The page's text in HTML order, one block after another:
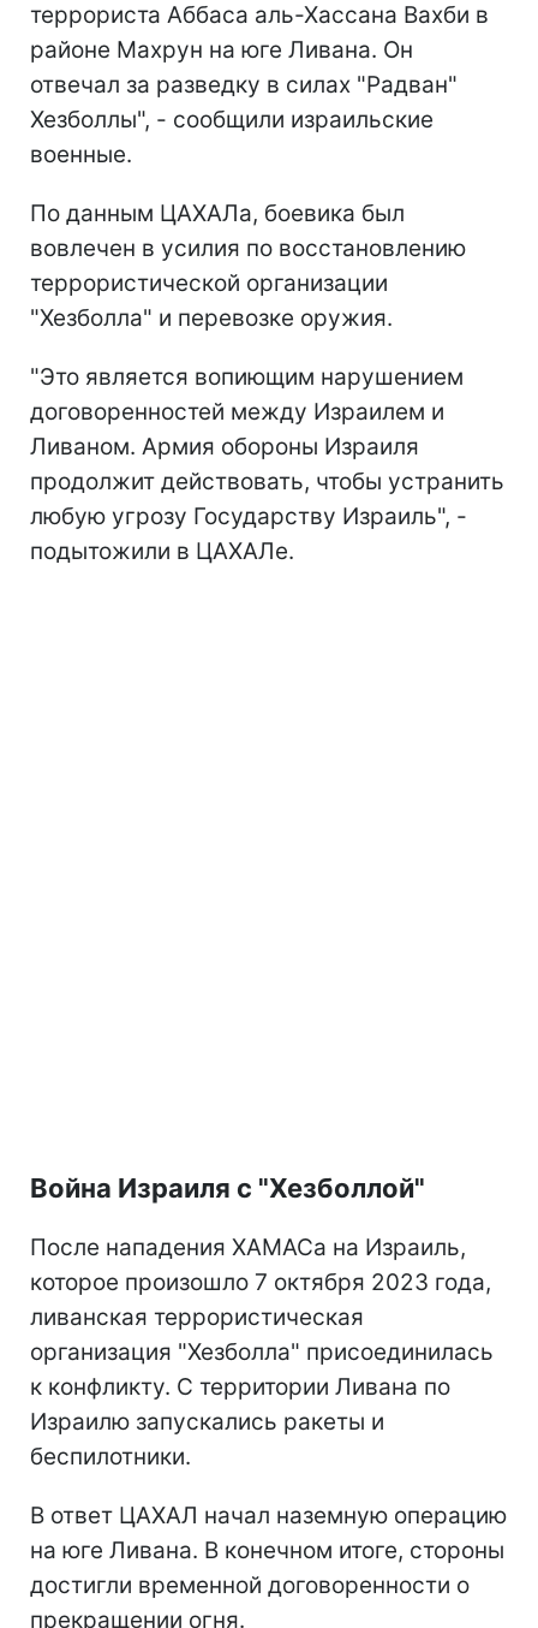
террориста Аббаса аль-Хассана Вахби в
районе Махрун на юге Ливана. Он
отвечал за разведку в силах "Радван"
Хезболлы", - сообщили израильские
военные.
По данным ЦАХАЛа, боевика был
вовлечен в усилия по восстановлению
террористической организации
"Хезболла" и перевозке оружия.
"Это является вопиющим нарушением
договоренностей между Израилем и
Ливаном. Армия обороны Израиля
продолжит действовать, чтобы устранить
любую угрозу Государству Израиль", -
подытожили в ЦАХАЛе.
Война Израиля с "Хезболлой"
После нападения ХАМАСа на Израиль,
которое произошло 7 октября 2023 года,
ливанская террористическая
организация "Хезболла" присоединилась
к конфликту. С территории Ливана по
Израилю запускались ракеты и
беспилотники.
В ответ ЦАХАЛ начал наземную операцию
на юге Ливана. В конечном итоге, стороны
достигли временной договоренности о
прекращении огня.